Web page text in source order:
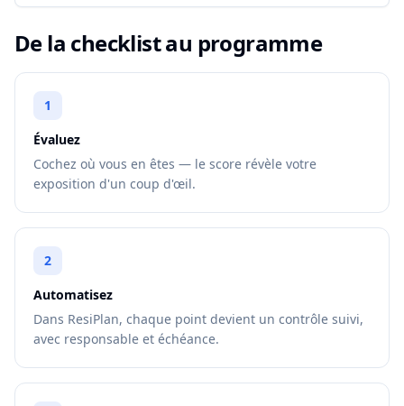
De la checklist au programme
1
Évaluez
Cochez où vous en êtes — le score révèle votre
exposition d'un coup d'œil.
2
Automatisez
Dans ResiPlan, chaque point devient un contrôle suivi,
avec responsable et échéance.